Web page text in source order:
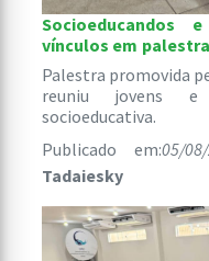
Socioeducandos
vínculos em
do Adolescente
Palestra promovida
reuniu jovens e
socioeducativa.
Publicado em:05/
Tadaiesky